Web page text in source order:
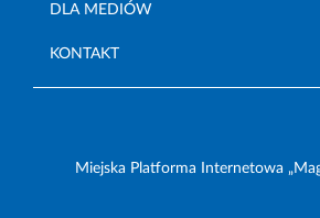
DLA MEDIÓW
KONTAKT
Miejska Platforma Internetowa